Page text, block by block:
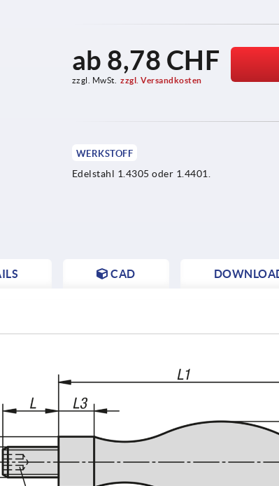
ab 8,78 CHF
zzgl. MwSt. zzgl. Versandkosten
WERKSTOFF
Edelstahl 1.4305 oder 1.4401.
CAD